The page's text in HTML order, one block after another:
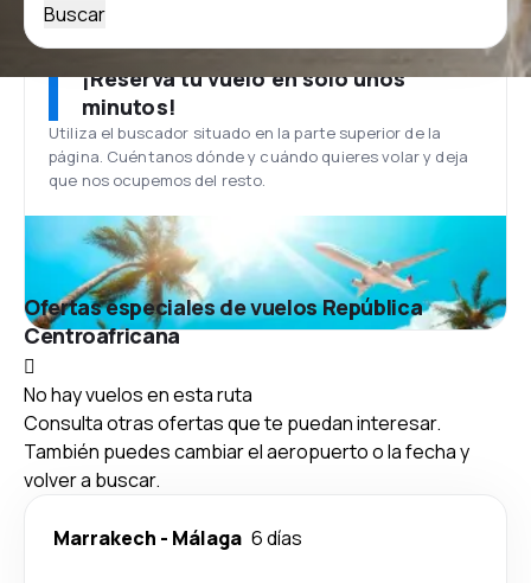
Buscar
¡Reserva tu vuelo en solo unos
minutos!
Utiliza el buscador situado en la parte superior de la
página. Cuéntanos dónde y cuándo quieres volar y deja
que nos ocupemos del resto.
Ofertas especiales de vuelos República
Centroafricana
No hay vuelos en esta ruta
Consulta otras ofertas que te puedan interesar.
También puedes cambiar el aeropuerto o la fecha y
volver a buscar.
Marrakech - Málaga 6 días